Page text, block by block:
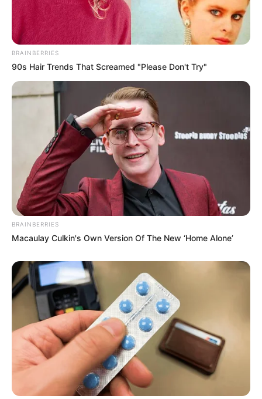
BRAINBERRIES
90s Hair Trends That Screamed "Please Don't Try"
BRAINBERRIES
Macaulay Culkin's Own Version Of The New ‘Home Alone’